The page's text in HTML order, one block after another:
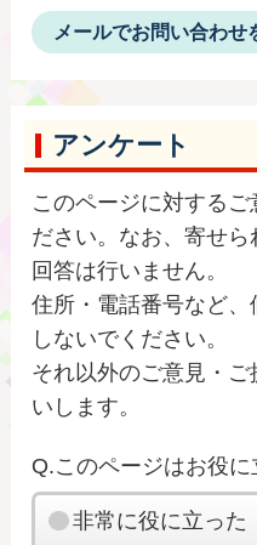
メールでお問い合わせ
アンケート
このページに対するご
ださい。なお、寄せ
回答は行いません。
住所・電話番号など、
しないでください。
それ以外のご意見・ご
いします。
Q.このページはお役に
非常に役に立った